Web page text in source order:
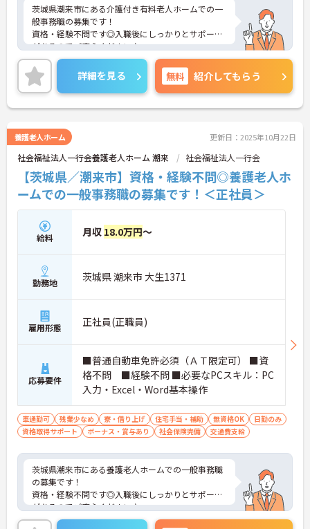
茨城県潮来市にある介護付き有料老人ホームでの一
般事務職の募集です！
資格・経験不問です◎入職後にしっかりとサポート
があるのでご安心ください♪
残業は月平均5時間と少なく、働きやすい環境で
す！
また住居手当や扶養手当に加えて、昇給・賞与の制
度もありますので、金銭的にも安心です♪
ご興味のある方には、面接対策ポイントなど、さら
さい！
詳細を見る 無料 紹介してもらう
養護老人ホーム 更新日：2025年10月22日
社会福祉法人一行会養護老人ホーム 潮来 社会福祉法人一行会
【茨城県／潮来市】資格・経験不問◎養護老人ホ
ームでの一般事務職の募集です！＜正社員＞
給料 月収 18.0万円～
勤務地 茨城県 潮来市 大生1371
雇用形態 正社員(正職員)
応募要件
■普通自動車免許必須（ＡＴ限定可） ■資
格不問 ■経験不問 ■必要なPCスキル：PC
入力・Excel・Word基本操作
車通勤可 残業少なめ 寮・借り上げ 住宅手当・補助 無資格OK
日勤のみ
資格取得サポート
ボーナス・賞与あり 社会保険完備 交通費支給
茨城県潮来市にある養護老人ホームでの一般事務職
の募集です！
資格・経験不問です◎入職後にしっかりとサポート
があるのでご安心ください♪
残業は月平均10時間と少なく、働きやすい環境で